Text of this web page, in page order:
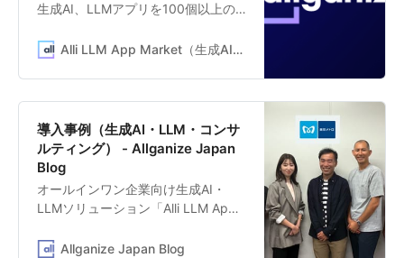
生成AI、LLMアプリを100個以上の
に活用できるLLMアプリプラットフ
「クレーム対応メール作成」「特定
文書の要約」「社内ドキュメントか
ら自動応答」「新規事業アイディア
提案」など、すぐに業務活用できる
生成AI、LLMアプリのテンプレート
を提供しています。
Alli LLM App Market（生成AI・LLMアプリケーションプラットフォーム）
導入事例（生成AI・LLM・コンサ
ルティング） - Allganize Japan
Blog
オールインワン企業向け生成AI・
LLMソリューション「Alli LLM App
Japanの公式ブログ。活用事例や生
Allganize Japan Blog